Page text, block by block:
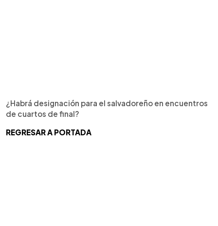
¿Habrá designación para el salvadoreño en encuentros
de cuartos de final?
REGRESAR A PORTADA